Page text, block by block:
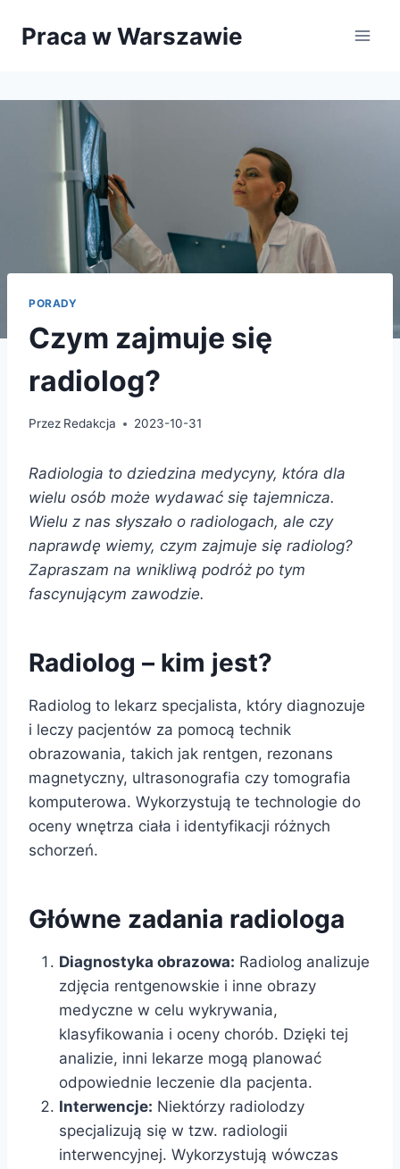
Praca w Warszawie
PORADY
Czym zajmuje się
radiolog?
Przez Redakcja 2023-10-31
Radiologia to dziedzina medycyny, która dla
wielu osób może wydawać się tajemnicza.
Wielu z nas słyszało o radiologach, ale czy
naprawdę wiemy, czym zajmuje się radiolog?
Zapraszam na wnikliwą podróż po tym
fascynującym zawodzie.
Radiolog – kim jest?
Radiolog to lekarz specjalista, który diagnozuje
i leczy pacjentów za pomocą technik
obrazowania, takich jak rentgen, rezonans
magnetyczny, ultrasonografia czy tomografia
komputerowa. Wykorzystują te technologie do
oceny wnętrza ciała i identyfikacji różnych
schorzeń.
Główne zadania radiologa
Diagnostyka obrazowa: Radiolog analizuje
zdjęcia rentgenowskie i inne obrazy
medyczne w celu wykrywania,
klasyfikowania i oceny chorób. Dzięki tej
analizie, inni lekarze mogą planować
odpowiednie leczenie dla pacjenta.
Interwencje: Niektórzy radiolodzy
specjalizują się w tzw. radiologii
interwencyjnej. Wykorzystują wówczas